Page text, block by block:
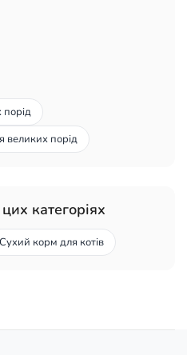
великих порід
категоріях
Сухий корм для котів